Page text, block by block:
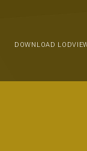
DOWNLOAD